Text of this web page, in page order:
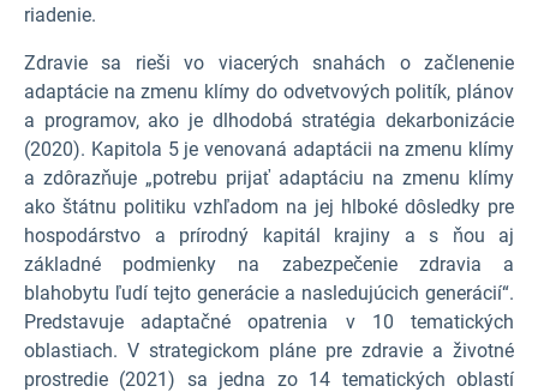
riadenie.
Zdravie sa rieši vo viacerých snahách o začlenenie
adaptácie na zmenu klímy do odvetvových politík, plánov
a programov, ako je dlhodobá stratégia dekarbonizácie
(2020). Kapitola 5 je venovaná adaptácii na zmenu klímy
a zdôrazňuje „potrebu prijať adaptáciu na zmenu klímy
ako štátnu politiku vzhľadom na jej hlboké dôsledky pre
hospodárstvo a prírodný kapitál krajiny a s ňou aj
základné podmienky na zabezpečenie zdravia a
blahobytu ľudí tejto generácie a nasledujúcich generácií“.
Predstavuje adaptačné opatrenia v 10 tematických
oblastiach. V strategickom pláne pre zdravie a životné
prostredie (2021) sa jedna zo 14 tematických oblastí